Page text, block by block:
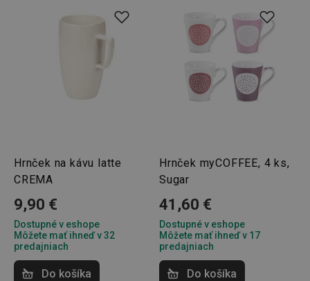
Hrnček na kávu latte
CREMA
9,90 €
Dostupné v eshope
Môžete mať ihneď v 32
predajniach
Do košíka
Hrnček myCOFFEE, 4 ks,
Sugar
41,60 €
Dostupné v eshope
Môžete mať ihneď v 17
predajniach
Do košíka
Twitter Inc.
.smartadserver.com